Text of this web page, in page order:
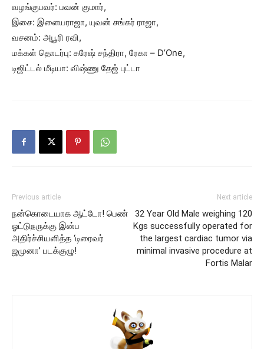
வழங்குபவர்: பவன் குமார்,
இசை: இளையராஜா, யுவன் சங்கர் ராஜா,
வசனம்: அபூரி ரவி,
மக்கள் தொடர்பு: சுரேஷ் சந்திரா, ரேகா – D’One,
டிஜிட்டல் மீடியா: விஷ்ணு தேஜ் புட்டா
Previous article
நன்கொடையாக ஆட்டோ! பெண்
ஓட்டுநருக்கு இன்ப
அதிர்ச்சியளித்த ‘டிரைவர்
ஜமுனா’ படக்குழு!
Next article
32 Year Old Male weighing 120
Kgs successfully operated for
the largest cardiac tumor via
minimal invasive procedure at
Fortis Malar